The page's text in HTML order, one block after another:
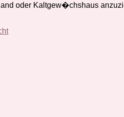
oder Kaltgew�chshaus